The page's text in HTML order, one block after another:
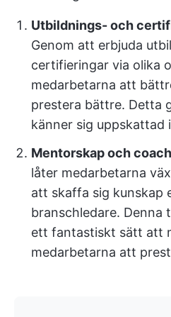
Utbildnings- och
Genom att erbjuda
certifieringar via olika
medarbetarna att
prestera bättre. Detta
känner sig uppskattad
Mentorskap och
låter medarbetarna
att skaffa sig kunskap
branschledare. Denna
ett fantastiskt sätt att
medarbetarna att